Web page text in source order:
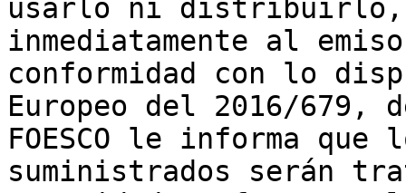
usarlo ni distribuirlo,
inmediatamente al
conformidad con lo
Europeo del 2016/
FOESCO le informa
suministrados serán